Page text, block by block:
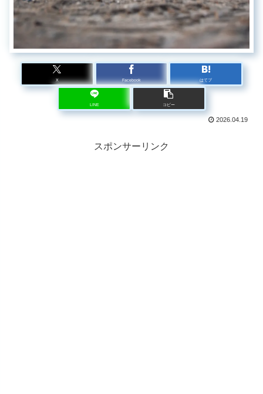
X Facebook はてブ
LINE コピー
2026.04.19
スポンサーリンク